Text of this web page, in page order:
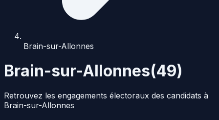
Brain-sur-Allonnes
Brain-sur-Allonnes(49)
Retrouvez les engagements électoraux des candidats à
Brain-sur-Allonnes